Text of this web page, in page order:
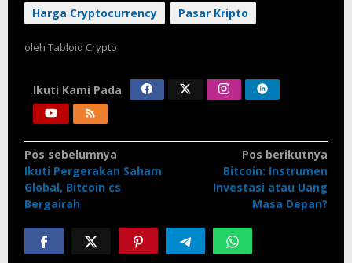
Harga Cryptocurrency
Pasar Kripto
oleh Tabloid Crypto
Ikuti Kami Pada
Navigasi
pos
Pos sebelumnya
Ikuti Pergerakan Saham
Global, Bitcoin cs
Bergairah
Pos berikutnya
Bitcoin: Instrumen
Investasi atau Uang
Masa Depan?